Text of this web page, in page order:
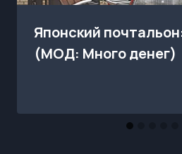
Японский
(МОД: Много денег)